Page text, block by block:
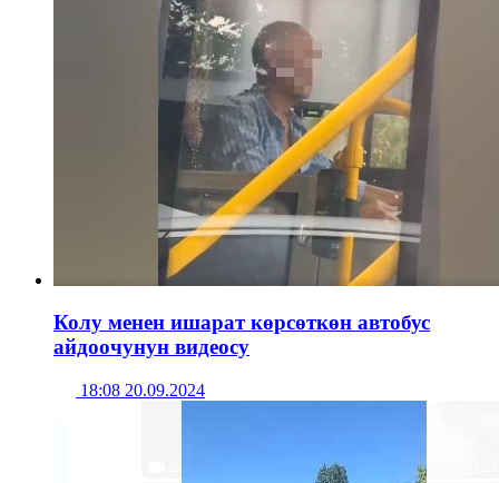
Колу менен ишарат көрсөткөн автобус
айдоочунун видеосу
18:08 20.09.2024